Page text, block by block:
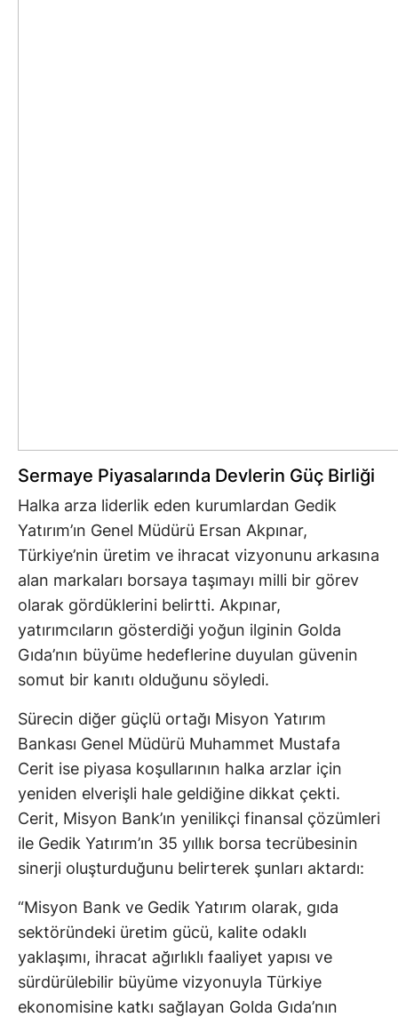
Sermaye Piyasalarında Devlerin Güç Birliği
Halka arza liderlik eden kurumlardan Gedik
Yatırım’ın Genel Müdürü Ersan Akpınar,
Türkiye’nin üretim ve ihracat vizyonunu arkasına
alan markaları borsaya taşımayı milli bir görev
olarak gördüklerini belirtti. Akpınar,
yatırımcıların gösterdiği yoğun ilginin Golda
Gıda’nın büyüme hedeflerine duyulan güvenin
somut bir kanıtı olduğunu söyledi.
Sürecin diğer güçlü ortağı Misyon Yatırım
Bankası Genel Müdürü Muhammet Mustafa
Cerit ise piyasa koşullarının halka arzlar için
yeniden elverişli hale geldiğine dikkat çekti.
Cerit, Misyon Bank’ın yenilikçi finansal çözümleri
ile Gedik Yatırım’ın 35 yıllık borsa tecrübesinin
sinerji oluşturduğunu belirterek şunları aktardı:
“Misyon Bank ve Gedik Yatırım olarak, gıda
sektöründeki üretim gücü, kalite odaklı
yaklaşımı, ihracat ağırlıklı faaliyet yapısı ve
sürdürülebilir büyüme vizyonuyla Türkiye
ekonomisine katkı sağlayan Golda Gıda’nın